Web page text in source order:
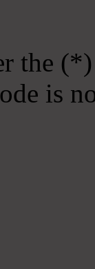
the
is